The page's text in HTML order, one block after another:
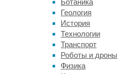
Ботаника
Геология
История
Технологии
Транспорт
Роботы и дроны
Физика
институте
RIKEN
рассчитывают,
пересадка
выращенной